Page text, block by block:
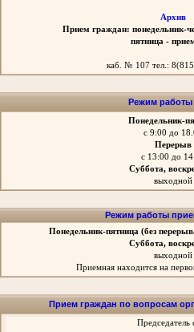
Архив
Прием граждан: понедельник-
пятница -
каб. № 107 тел.:
Режим работы
Понедельник-
с 9:00 до
Перерыв
с 13:00 до
Суббота,
выходной
Режим работы
Понедельник-пятница (без
Суббота,
выходной
Приемная находится на
Прием граждан по вопросам
Председатель